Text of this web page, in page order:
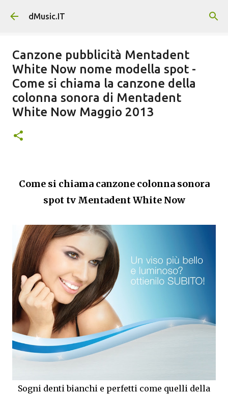
Passa ai contenuti principali
dMusic.IT
Canzone pubblicità Mentadent
White Now nome modella spot -
Come si chiama la canzone della
colonna sonora di Mentadent
White Now Maggio 2013
Come si chiama canzone colonna sonora
spot tv Mentadent White Now
Sogni denti bianchi e perfetti come quelli della